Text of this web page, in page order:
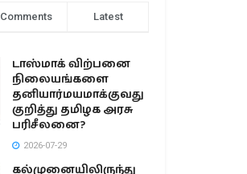
Comments Latest
டாஸ்மாக் விற்பனை
நிலையங்களை
தனியார்மயமாக்குவது
குறித்து தமிழக அரசு
பரிசீலனை?
2026-07-29
கல்முனையிலிருந்து